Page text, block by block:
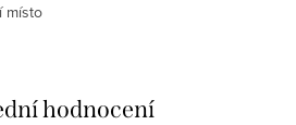
místo
hodnocení